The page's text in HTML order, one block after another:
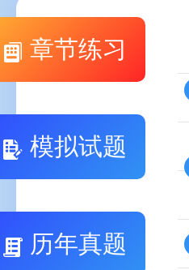
章节练习
模拟试题
历年真题